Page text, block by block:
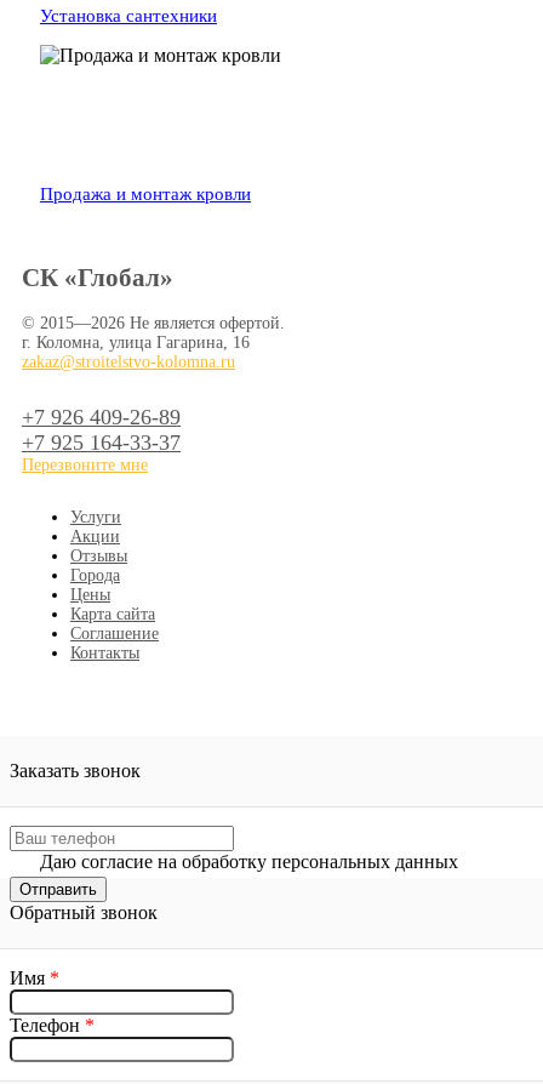
Установка сантехники
Продажа и монтаж кровли
СК «Глобал»
© 2015—2026 Не является офертой.
г. Коломна, улица Гагарина, 16
zakaz@stroitelstvo-kolomna.ru
+7 926 409-26-89
+7 925 164-33-37
Перезвоните мне
Услуги
Акции
Отзывы
Города
Цены
Карта сайта
Соглашение
Контакты
Заказать звонок
Даю согласие на обработку персональных данных
Обратный звонок
Имя *
Телефон *